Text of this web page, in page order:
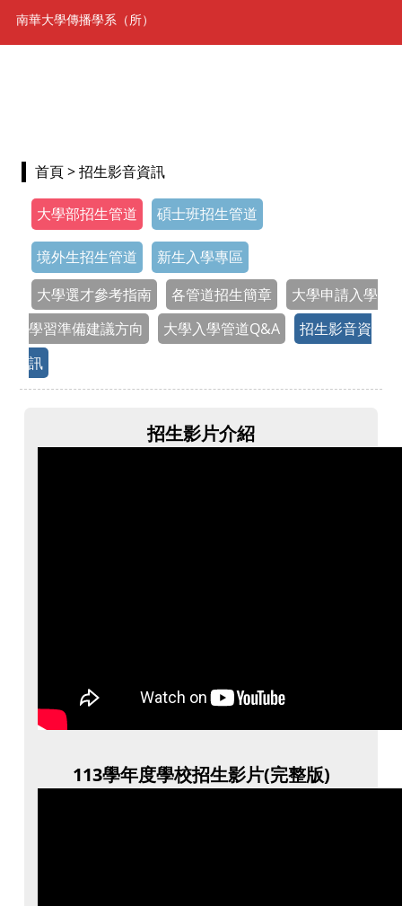
南華大學傳播學系（所）
首頁> 招生影音資訊
大學部招生管道 碩士班招生管道
境外生招生管道
新生入學專區
大學選才參考指南
各管道招生簡章
大學申請入學
學習準備建議方向
大學入學管道Q&A
招生影音資
訊
招生影片介紹
113學年度學校招生影片(完整版)